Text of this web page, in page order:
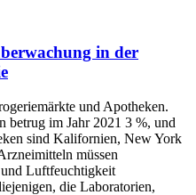
in der
und Apotheken.
betrug im Jahr 2021 3 %, und
sind Kalifornien, New York
müssen
Luftfeuchtigkeit
die Laboratorien,